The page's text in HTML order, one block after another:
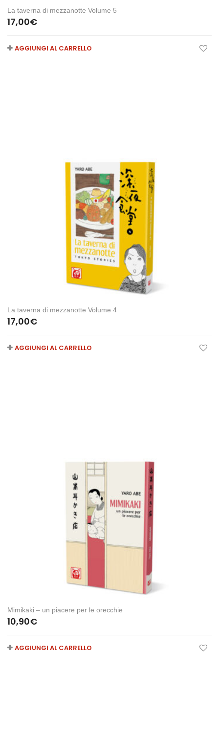
La taverna di mezzanotte Volume 5
17,00€
AGGIUNGI AL CARRELLO
La taverna di mezzanotte Volume 4
17,00€
AGGIUNGI AL CARRELLO
Mimikaki – un piacere per le orecchie
10,90€
AGGIUNGI AL CARRELLO